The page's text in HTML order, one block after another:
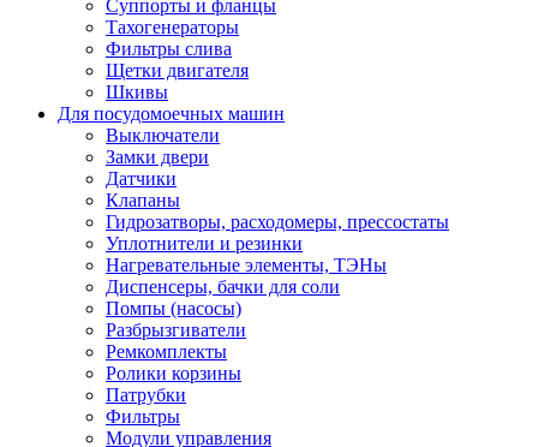
Суппорты и фланцы
Тахогенераторы
Фильтры слива
Щетки двигателя
Шкивы
Для посудомоечных машин
Выключатели
Замки двери
Датчики
Клапаны
Гидрозатворы, расходомеры, прессостаты
Уплотнители и резинки
Нагревательные элементы, ТЭНы
Диспенсеры, бачки для соли
Помпы (насосы)
Разбрызгиватели
Ремкомплекты
Ролики корзины
Патрубки
Фильтры
Модули управления